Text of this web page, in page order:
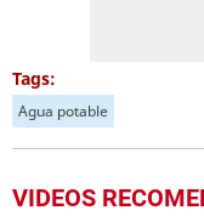
Tags:
Agua potable
VIDEOS